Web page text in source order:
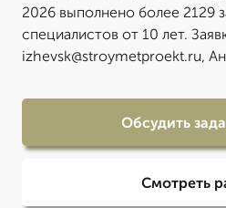
2026 выполнено более 2129
специалистов от 10 лет.
izhevsk@stroymetproekt.ru,
Обсудить
Смотреть